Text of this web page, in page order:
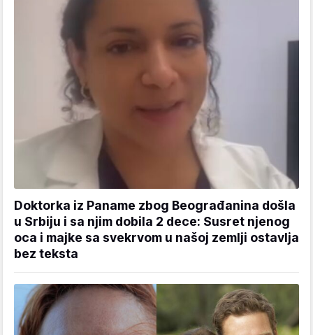
Doktorka iz Paname zbog Beograđanina došla
u Srbiju i sa njim dobila 2 dece: Susret njenog
oca i majke sa svekrvom u našoj zemlji ostavlja
bez teksta